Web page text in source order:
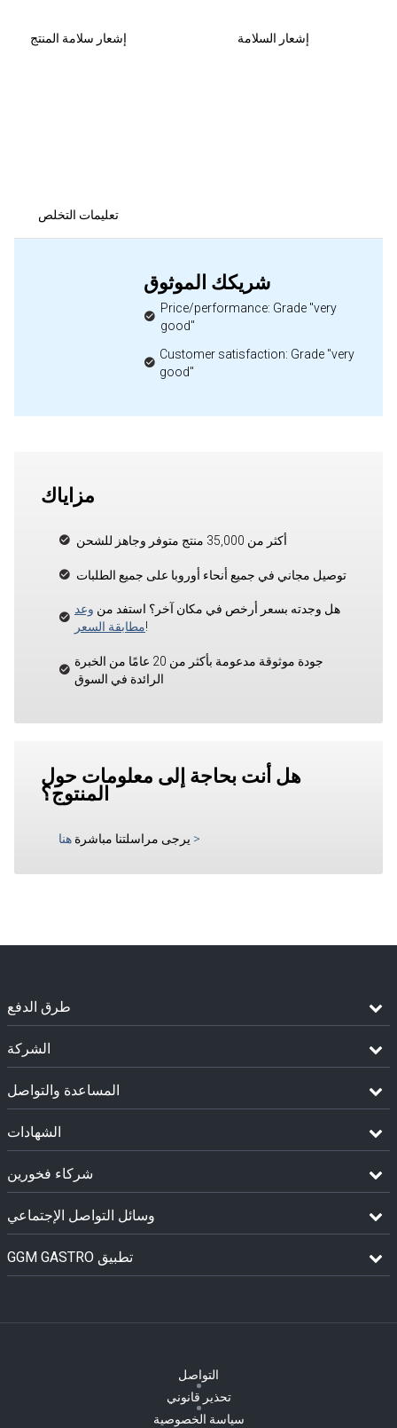
إشعار سلامة المنتج إشعار السلامة
تعليمات التخلص
شريكك الموثوق
Price/performance: Grade "very
good"
Customer satisfaction: Grade "very
good"
مزاياك
أكثر من 35,000 منتج متوفر وجاهز للشحن
توصيل مجاني في جميع أنحاء أوروبا على جميع الطلبات
هل وجدته بسعر أرخص في مكان آخر؟ استفد من وعد
مطابقة السعر!
جودة موثوقة مدعومة بأكثر من 20 عامًا من الخبرة
الرائدة في السوق
هل أنت بحاجة إلى معلومات حول
المنتوج؟
يرجى مراسلتنا مباشرة هنا >
طرق الدفع
الشركة
المساعدة والتواصل
الشهادات
شركاء فخورين
وسائل التواصل الإجتماعي
GGM GASTRO تطبيق
التواصل
تحذير قانوني
سياسة الخصوصية